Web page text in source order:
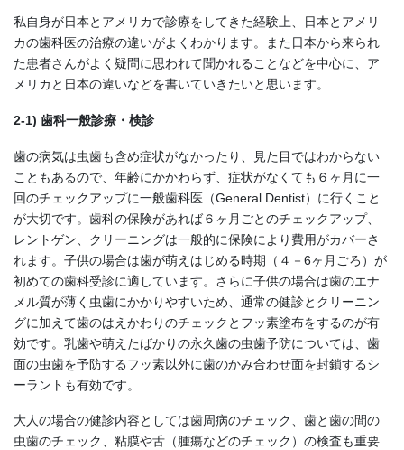
私自身が日本とアメリカで診療をしてきた経験上、日本とアメリ
カの歯科医の治療の違いがよくわかります。また日本から来られ
た患者さんがよく疑問に思われて聞かれることなどを中心に、ア
メリカと日本の違いなどを書いていきたいと思います。
2-1) 歯科一般診療・検診
歯の病気は虫歯も含め症状がなかったり、見た目ではわからない
こともあるので、年齢にかかわらず、症状がなくても６ヶ月に一
回のチェックアップに一般歯科医（General Dentist）に行くこと
が大切です。歯科の保険があれば６ヶ月ごとのチェックアップ、
レントゲン、クリーニングは一般的に保険により費用がカバーさ
れます。子供の場合は歯が萌えはじめる時期（４－6ヶ月ごろ）が
初めての歯科受診に適しています。さらに子供の場合は歯のエナ
メル質が薄く虫歯にかかりやすいため、通常の健診とクリーニン
グに加えて歯のはえかわりのチェックとフッ素塗布をするのが有
効です。乳歯や萌えたばかりの永久歯の虫歯予防については、歯
面の虫歯を予防するフッ素以外に歯のかみ合わせ面を封鎖するシ
ーラントも有効です。
大人の場合の健診内容としては歯周病のチェック、歯と歯の間の
虫歯のチェック、粘膜や舌（腫瘍などのチェック）の検査も重要